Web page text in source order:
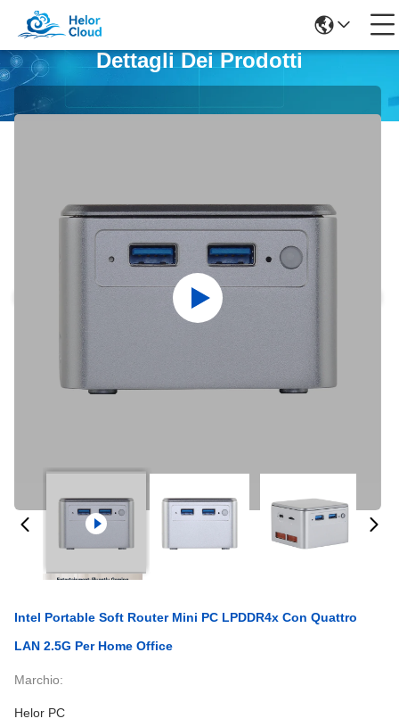
Dettagli Dei Prodotti
Intel Portable Soft Router Mini PC LPDDR4x Con Quattro
LAN 2.5G Per Home Office
Marchio:
Helor PC